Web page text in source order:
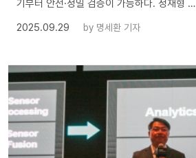
기부터 안전·정밀 검증이 가능하다. 정재형 …
2025.09.29
by 명세환 기자